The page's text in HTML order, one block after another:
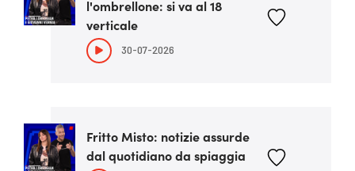
l'ombrellone: si va al 18
verticale
30-07-2026
Fritto Misto: notizie assurde
dal quotidiano da spiaggia